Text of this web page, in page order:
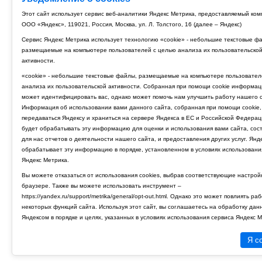
Этот сайт использует сервис веб-аналитики Яндекс Метрика, предоставляемый
ООО «Яндекс», 119021, Россия, Москва, ул. Л. Толстого, 16 (далее – Яндекс)
Сервис Яндекс Метрика использует технологию «cookie» - небольшие текстовые
размещаемые на компьютере пользователей с целью анализа их пользовательской
активности.
«cookie» - небольшие текстовые файлы, размещаемые на компьютере
анализа их пользовательской активности. Собранная при помощи cookie
может идентифицировать вас, однако может помочь нам улучшить работу нашего
Информация об использовании вами данного сайта, собранная при помощи cookie,
передаваться Яндексу и храниться на сервере Яндекса в ЕС и Российской
будет обрабатывать эту информацию для оценки и использования вами сайта,
для нас отчетов о деятельности нашего сайта, и предоставления других услуг.
обрабатывает эту информацию в порядке, установленном в условиях
Яндекс Метрика.
Вы можете отказаться от использования cookies, выбрав соответствующие
браузере. Также вы можете использовать инструмент –
https://yandex.ru/support/metrika/general/opt-out.html. Однако это может повлиять
некоторых функций сайта. Используя этот сайт, вы соглашаетесь на обработку
Яндексом в порядке и целях, указанных в условиях использования сервиса Яндекс
Я